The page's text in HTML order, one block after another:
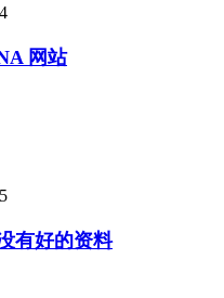
网站
有好的资料